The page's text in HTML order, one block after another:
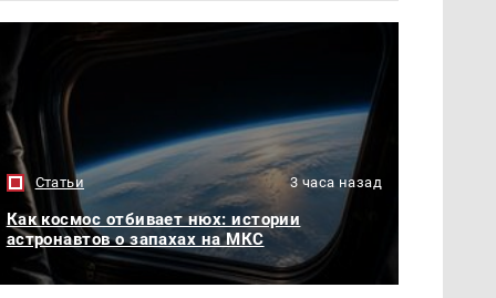
Статьи 3 часа назад
Как космос отбивает нюх: истории
астронавтов о запахах на МКС